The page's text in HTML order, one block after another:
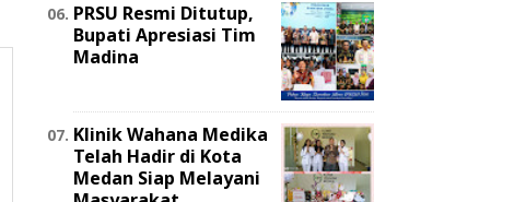
PRSU Resmi Ditutup,
Bupati Apresiasi Tim
Madina
Klinik Wahana Medika
Telah Hadir di Kota
Medan Siap Melayani